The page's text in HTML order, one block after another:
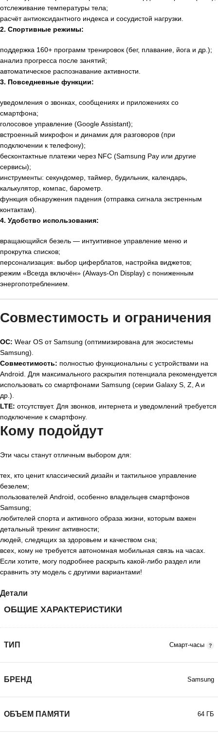
отслеживание температуры тела;
расчёт антиоксидантного индекса и сосудистой нагрузки.
2. Спортивные режимы:
поддержка 160+ программ тренировок (бег, плавание, йога и др.);
анализ прогресса после занятий;
автоматическое распознавание активности.
3. Повседневные функции:
уведомления о звонках, сообщениях и приложениях со
смартфона;
голосовое управление (Google Assistant);
встроенный микрофон и динамик для разговоров (при
подключении к телефону);
бесконтактные платежи через NFC (Samsung Pay или другие
сервисы);
инструменты: секундомер, таймер, будильник, календарь,
калькулятор, компас, барометр.
функция обнаружения падения (отправка сигнала экстренным
контактам).
4. Удобство использования:
вращающийся безель — интуитивное управление меню и
прокрутка списков;
персонализация: выбор циферблатов, настройка виджетов;
режим «Всегда включён» (Always-On Display) с пониженным
энергопотреблением.
Совместимость и ограничения
ОС: Wear OS от Samsung (оптимизирована для экосистемы
Samsung).
Совместимость: полностью функциональны с устройствами на
Android. Для максимального раскрытия потенциала рекомендуется
использовать со смартфонами Samsung (серии Galaxy S, Z, A и
др.).
LTE: отсутствует. Для звонков, интернета и уведомлений требуется
подключение к смартфону.
Кому подойдут
Эти часы станут отличным выбором для:
тех, кто ценит классический дизайн и тактильное управление
безелем;
пользователей Android, особенно владельцев смартфонов
Samsung;
любителей спорта и активного образа жизни, которым важен
детальный трекинг активности;
людей, следящих за здоровьем и качеством сна;
всех, кому не требуется автономная мобильная связь на часах.
Если хотите, могу подробнее раскрыть какой‑либо раздел или
сравнить эту модель с другими вариантами!
Детали
ОБЩИЕ ХАРАКТЕРИСТИКИ
ТИП Смарт-часы
БРЕНД Samsung
ОБЪЕМ ПАМЯТИ 64 ГБ